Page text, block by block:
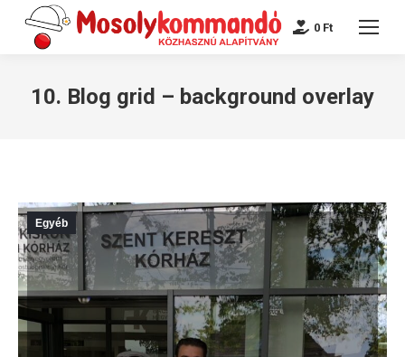
0 Ft
10. Blog grid – background overlay
Egyéb